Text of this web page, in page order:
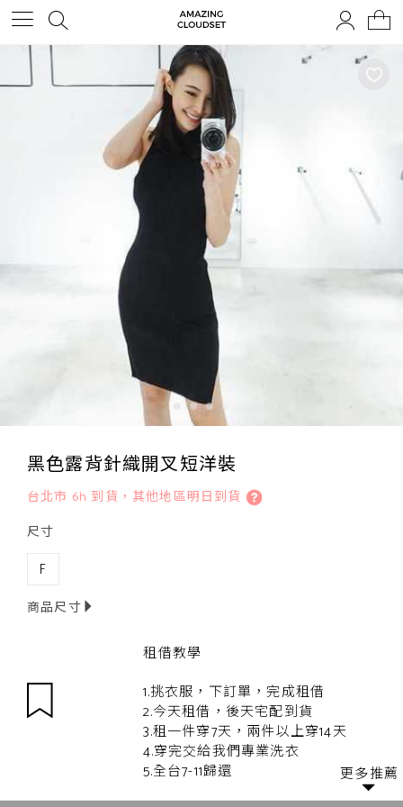
黑色露背針織開叉短洋裝
台北市 6h 到貨，其他地區明日到貨
尺寸
F
商品尺寸
租借教學
1.挑衣服，下訂單，完成租借
2.今天租借，後天宅配到貨
3.租一件穿7天，兩件以上穿14天
4.穿完交給我們專業洗衣
5.全台7-11歸還
更多推薦